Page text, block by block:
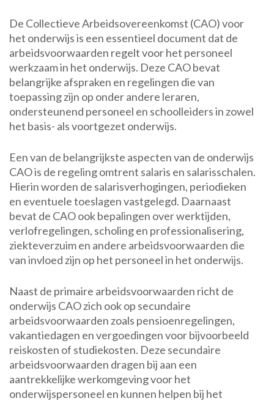
De Collectieve Arbeidsovereenkomst (CAO) voor
het onderwijs is een essentieel document dat de
arbeidsvoorwaarden regelt voor het personeel
werkzaam in het onderwijs. Deze CAO bevat
belangrijke afspraken en regelingen die van
toepassing zijn op onder andere leraren,
ondersteunend personeel en schoolleiders in zowel
het basis- als voortgezet onderwijs.
Een van de belangrijkste aspecten van de onderwijs
CAO is de regeling omtrent salaris en salarisschalen.
Hierin worden de salarisverhogingen, periodieken
en eventuele toeslagen vastgelegd. Daarnaast
bevat de CAO ook bepalingen over werktijden,
verlofregelingen, scholing en professionalisering,
ziekteverzuim en andere arbeidsvoorwaarden die
van invloed zijn op het personeel in het onderwijs.
Naast de primaire arbeidsvoorwaarden richt de
onderwijs CAO zich ook op secundaire
arbeidsvoorwaarden zoals pensioenregelingen,
vakantiedagen en vergoedingen voor bijvoorbeeld
reiskosten of studiekosten. Deze secundaire
arbeidsvoorwaarden dragen bij aan een
aantrekkelijke werkomgeving voor het
onderwijspersoneel en kunnen helpen bij het